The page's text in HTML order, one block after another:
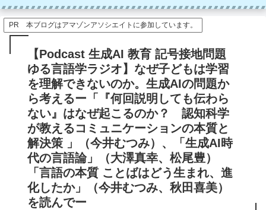
PR 本ブログはアマゾンアソシエイトに参加しています。
【Podcast 生成AI 教育 記号接地問題
ゆる言語学ラジオ】なぜ子どもは学習
を理解できないのか。生成AIの問題か
ら考えるー「『何回説明しても伝わら
ない』はなぜ起こるのか？ 認知科学
が教えるコミュニケーションの本質と
解決策 」（今井むつみ）、「生成AI時
代の言語論」（大澤真幸、松尾豊）
「言語の本質 ことばはどう生まれ、進
化したか」（今井むつみ、秋田喜美）
を読んでー